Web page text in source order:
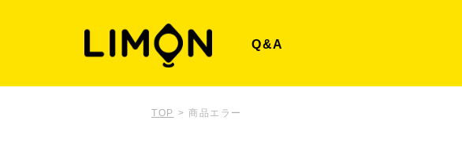
Q&A
TOP > 商品エラー